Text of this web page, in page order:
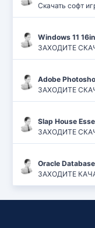
Скачать софт
Windows 11
ЗАХОДИТЕ
Adobe
ЗАХОДИТЕ
Slap House
ЗАХОДИТЕ
Oracle
ЗАХОДИТЕ